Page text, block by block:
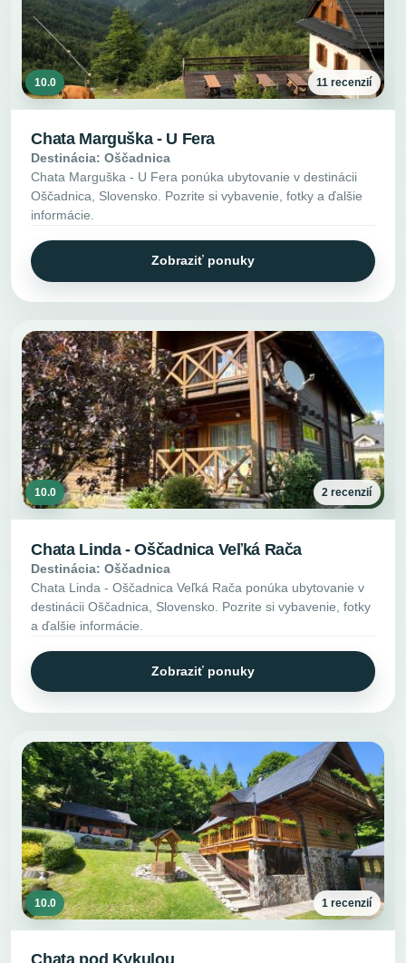
10.0 11 recenzií
Chata Marguška - U Fera
Destinácia: Oščadnica
Chata Marguška - U Fera ponúka ubytovanie v destinácii
Oščadnica, Slovensko. Pozrite si vybavenie, fotky a ďalšie
informácie.
Zobraziť ponuky
10.0 2 recenzií
Chata Linda - Oščadnica Veľká Rača
Destinácia: Oščadnica
Chata Linda - Oščadnica Veľká Rača ponúka ubytovanie v
destinácii Oščadnica, Slovensko. Pozrite si vybavenie, fotky
a ďalšie informácie.
Zobraziť ponuky
10.0 1 recenzií
Chata pod Kykulou